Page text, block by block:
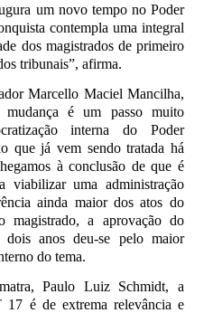
um novo tempo no Poder
contempla uma integral
dos magistrados de primeiro
tribunais”, afirma.
Marcello Maciel Mancilha,
é um passo muito
interna do Poder
que já vem sendo tratada há
à conclusão de que é
viabilizar uma administração
ainda maior dos atos do
magistrado, a aprovação do
anos deu-se pelo maior
do tema.
Paulo Luiz Schmidt, a
17 é de extrema relevância e